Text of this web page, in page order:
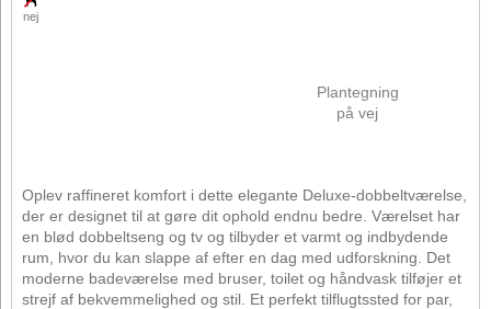
nej
Plantegning
på vej
Oplev raffineret komfort i dette elegante Deluxe-dobbeltværelse,
der er designet til at gøre dit ophold endnu bedre. Værelset har
en blød dobbeltseng og tv og tilbyder et varmt og indbydende
rum, hvor du kan slappe af efter en dag med udforskning. Det
moderne badeværelse med bruser, toilet og håndvask tilføjer et
strejf af bekvemmelighed og stil. Et perfekt tilflugtssted for par,